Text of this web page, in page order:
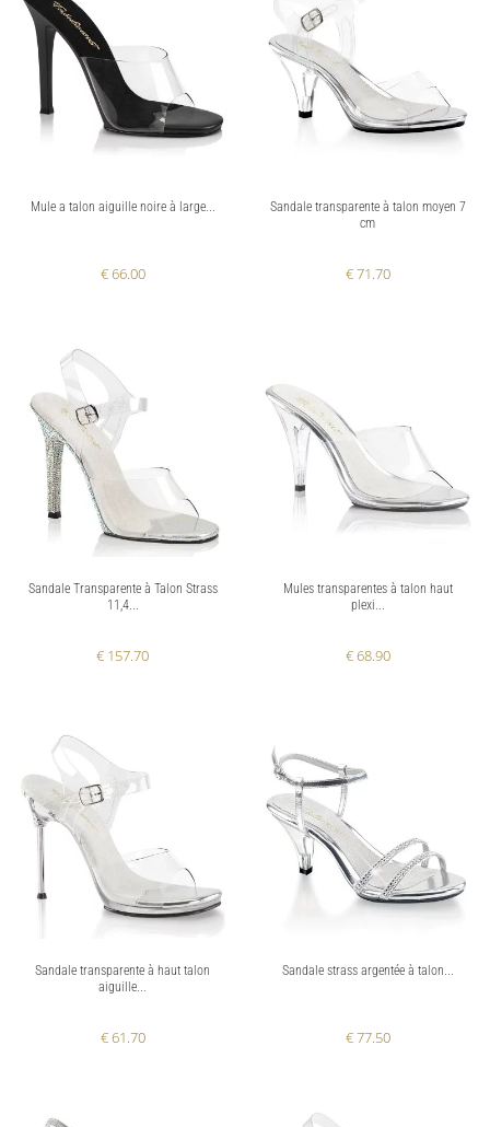
Mule a talon aiguille noire à large...
€ 66.00
Sandale transparente à talon moyen 7
cm
€ 71.70
Sandale Transparente à Talon Strass
11,4...
€ 157.70
Mules transparentes à talon haut
plexi...
€ 68.90
Sandale transparente à haut talon
aiguille...
€ 61.70
Sandale strass argentée à talon...
€ 77.50